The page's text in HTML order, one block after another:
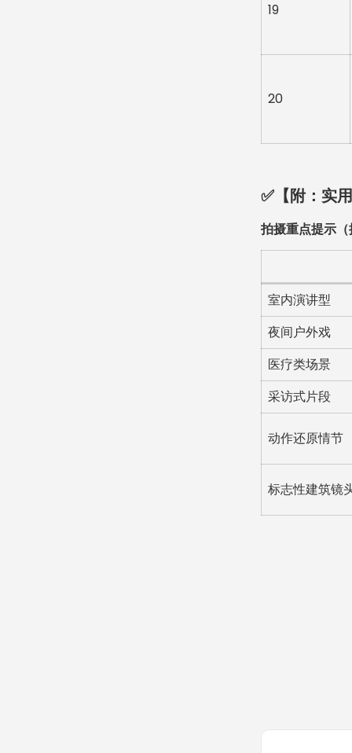
19
20
✅【附：实用
拍摄重点提示（
室内演讲型
夜间户外戏
医疗类场景
采访式片段
动作还原情节
标志性建筑镜